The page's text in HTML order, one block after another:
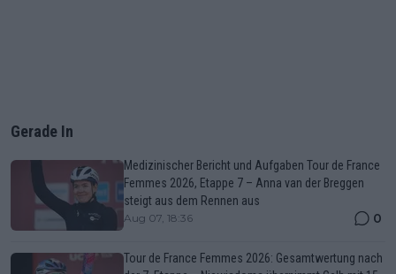
Gerade In
Medizinischer Bericht und Aufgaben Tour de France
Femmes 2026, Etappe 7 – Anna van der Breggen
steigt aus dem Rennen aus
Aug 07, 18:36 0
Tour de France Femmes 2026: Gesamtwertung nach